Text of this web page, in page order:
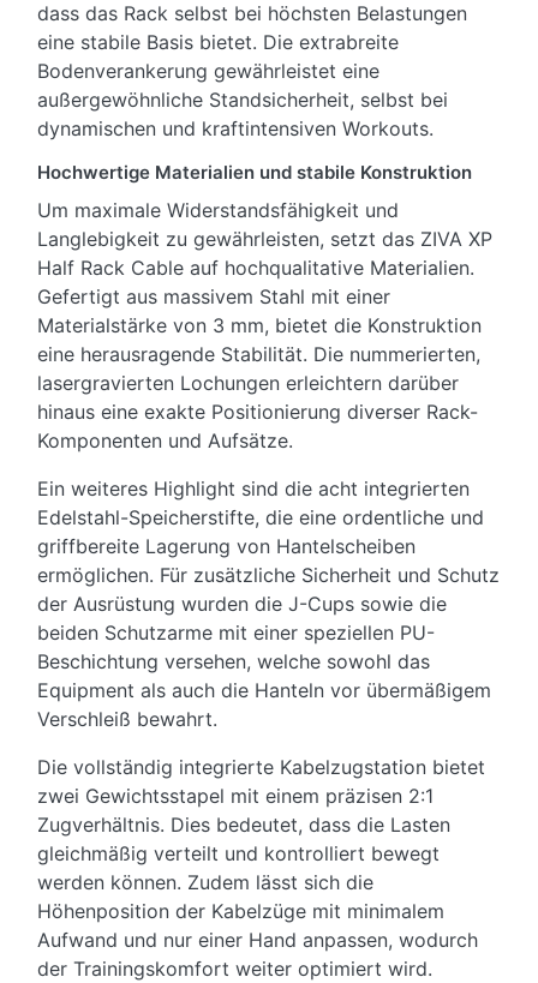
dass das Rack selbst bei höchsten Belastungen
eine stabile Basis bietet. Die extrabreite
Bodenverankerung gewährleistet eine
außergewöhnliche Standsicherheit, selbst bei
dynamischen und kraftintensiven Workouts.
Hochwertige Materialien und stabile Konstruktion
Um maximale Widerstandsfähigkeit und
Langlebigkeit zu gewährleisten, setzt das ZIVA XP
Half Rack Cable auf hochqualitative Materialien.
Gefertigt aus massivem Stahl mit einer
Materialstärke von 3 mm, bietet die Konstruktion
eine herausragende Stabilität. Die nummerierten,
lasergravierten Lochungen erleichtern darüber
hinaus eine exakte Positionierung diverser Rack-
Komponenten und Aufsätze.
Ein weiteres Highlight sind die acht integrierten
Edelstahl-Speicherstifte, die eine ordentliche und
griffbereite Lagerung von Hantelscheiben
ermöglichen. Für zusätzliche Sicherheit und Schutz
der Ausrüstung wurden die J-Cups sowie die
beiden Schutzarme mit einer speziellen PU-
Beschichtung versehen, welche sowohl das
Equipment als auch die Hanteln vor übermäßigem
Verschleiß bewahrt.
Die vollständig integrierte Kabelzugstation bietet
zwei Gewichtsstapel mit einem präzisen 2:1
Zugverhältnis. Dies bedeutet, dass die Lasten
gleichmäßig verteilt und kontrolliert bewegt
werden können. Zudem lässt sich die
Höhenposition der Kabelzüge mit minimalem
Aufwand und nur einer Hand anpassen, wodurch
der Trainingskomfort weiter optimiert wird.